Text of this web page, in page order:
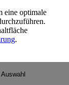
eine optimale
.
Auswahl